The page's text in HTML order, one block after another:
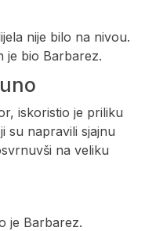
nije bilo na nivou.
je bio Barbarez.
iskoristio je priliku
su napravili sjajnu
na veliku
je Barbarez.